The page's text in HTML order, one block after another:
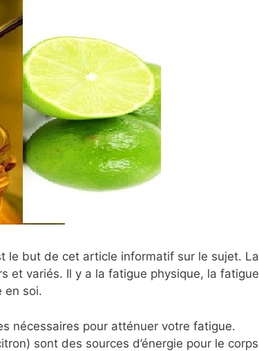
le but de cet article informatif sur le sujet. La
et variés. Il y a la fatigue physique, la fatigue
en soi.
nécessaires pour atténuer votre fatigue.
sont des sources d’énergie pour le corps